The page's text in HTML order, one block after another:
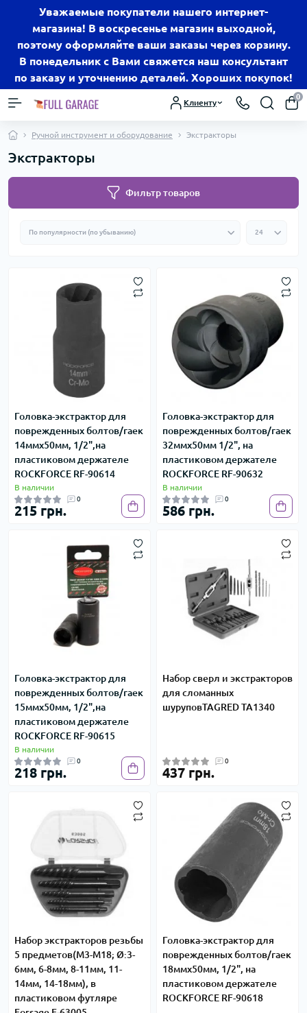
Уважаемые покупатели нашего интернет-
магазина! В воскресенье магазин выходной,
поэтому оформляйте ваши заказы через корзину.
В понедельник с Вами свяжется наш консультант
по заказу и уточнению деталей. Хороших покупок!
Клиенту
0
Ручной инструмент и оборудование Экcтpaктopы
Экcтpaктopы
Фильтр товаров
Головка-экстрактор для
поврежденных болтов/гаек
14ммх50мм, 1/2",на
пластиковом держателе
ROCKFORCE RF-90614
В наличии
0
215 грн.
Головка-экстрактор для
поврежденных болтов/гаек
32ммх50мм 1/2", на
пластиковом держателе
ROCKFORCE RF-90632
В наличии
0
586 грн.
Головка-экстрактор для
поврежденных болтов/гаек
15ммх50мм, 1/2",на
пластиковом держателе
ROCKFORCE RF-90615
В наличии
0
218 грн.
Набор сверл и экстракторов
для сломанных
шуруповTAGRED TA1340
0
437 грн.
Набор экстракторов резьбы
5 предметов(М3-М18; Ø:3-
6мм, 6-8мм, 8-11мм, 11-
14мм, 14-18мм), в
пластиковом футляре
Головка-экстрактор для
поврежденных болтов/гаек
18ммх50мм, 1/2", на
пластиковом держателе
ROCKFORCE RF-90618